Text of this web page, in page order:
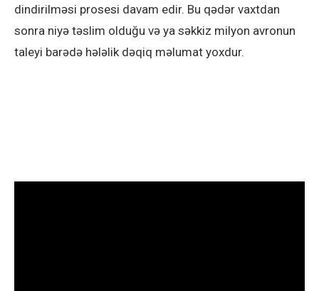
dindirilməsi prosesi davam edir. Bu qədər vaxtdan
sonra niyə təslim olduğu və ya səkkiz milyon avronun
taleyi barədə hələlik dəqiq məlumat yoxdur.